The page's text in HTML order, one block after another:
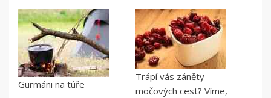
Gurmáni na túře
Trápí vás záněty
močových cest? Víme,